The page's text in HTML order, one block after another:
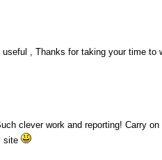
, Thanks for taking your time to
clever work and reporting! Carry
site